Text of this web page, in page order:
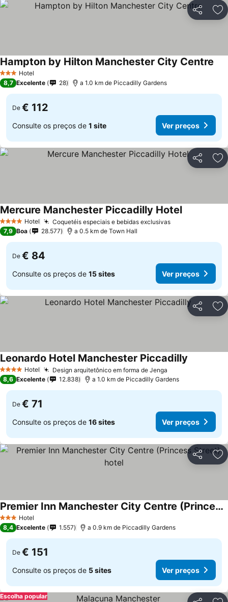
Partilhar
3 EstrelasHotel
Hampton by Hilton Manchester City Centre
8,7 Excelente 28 a 1.0 km de Piccadilly Gardens
De € 112
Consulte os preços de 1 site Ver preços
Partilhar
4 EstrelasHotel Coquetéis especiais e bebidas exclusivas
Mercure Manchester Piccadilly Hotel
7,9 Boa 28.577 a 0.5 km de Town Hall
De € 84
Consulte os preços de 15 sites Ver preços
Partilhar
4 EstrelasHotel Design arquitetônico em forma de Jenga
Leonardo Hotel Manchester Piccadilly
8,6 Excelente 12.838 a 1.0 km de Piccadilly Gardens
De € 71
Consulte os preços de 16 sites Ver preços
Partilhar
3 EstrelasHotel
Premier Inn Manchester City Centre (Princess Street) hotel
8,4 Excelente 1.557 a 0.9 km de Piccadilly Gardens
De € 151
Consulte os preços de 5 sites Ver preços
Escolha popular